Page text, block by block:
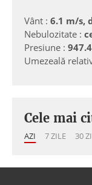
Vânt : 6.1 m/s,
Nebulozitate :
Presiune :
Umezeală
Cele mai
AZI 7 ZILE 30